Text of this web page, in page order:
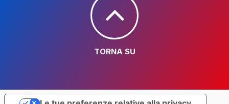
TORNA SU